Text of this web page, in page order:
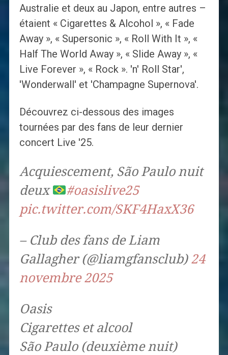
Australie et deux au Japon, entre autres –
étaient « Cigarettes & Alcohol », « Fade
Away », « Supersonic », « Roll With It », «
Half The World Away », « Slide Away », «
Live Forever », « Rock ». 'n' Roll Star',
'Wonderwall' et 'Champagne Supernova'.
Découvrez ci-dessous des images
tournées par des fans de leur dernier
concert Live '25.
Acquiescement, São Paulo nuit
deux
#oasislive25
pic.twitter.com/SKF4HaxX36
– Club des fans de Liam
Gallagher (@liamgfansclub) 24
novembre 2025
Oasis
Cigarettes et alcool
São Paulo (deuxième nuit)